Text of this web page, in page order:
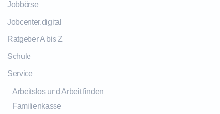
Jobbörse
Jobcenter.digital
Ratgeber A bis Z
Schule
Service
Arbeitslos und Arbeit finden
Familienkasse